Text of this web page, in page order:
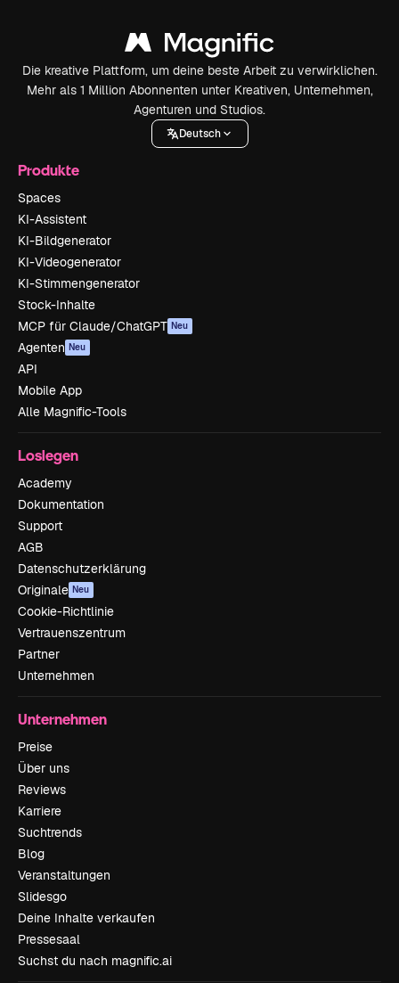
Die kreative Plattform, um deine beste Arbeit zu verwirklichen.
Mehr als 1 Million Abonnenten unter Kreativen, Unternehmen,
Agenturen und Studios.
Deutsch
Produkte
Spaces
KI-Assistent
KI-Bildgenerator
KI-Videogenerator
KI-Stimmengenerator
Stock-Inhalte
MCP für Claude/ChatGPT Neu
Agenten Neu
API
Mobile App
Alle Magnific-Tools
Loslegen
Academy
Dokumentation
Support
AGB
Datenschutzerklärung
Originale Neu
Cookie-Richtlinie
Vertrauenszentrum
Partner
Unternehmen
Unternehmen
Preise
Über uns
Reviews
Karriere
Suchtrends
Blog
Veranstaltungen
Slidesgo
Deine Inhalte verkaufen
Pressesaal
Suchst du nach magnific.ai